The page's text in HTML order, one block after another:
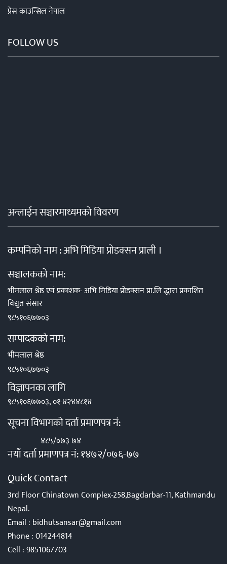
प्रेस काउन्सिल नेपाल
FOLLOW US
अन्लाईन सञ्चारमाध्यमको विवरण
कम्पनिको नाम : अभि मिडिया प्रोडक्सन प्राली ।
सञ्चालकको नाम:
भीमलाल श्रेष्ठ एवं प्रकाशक- अभि मिडिया प्रोडक्सन प्रा.लि द्धारा प्रकाशित
विद्युत संसार
९८५१०६७७०३
सम्पादकको नाम:
भीमलाल श्रेष्ठ
९८५१०६७७०३
विज्ञापनका लागि
९८५१०६७७०३, ०१-४२४४८१४
सूचना विभागको दर्ता प्रमाणपत्र नं:
४८५/०७३-७४
नयाँ दर्ता प्रमाणपत्र नं: १४७२/०७६-७७
Quick Contact
3rd Floor Chinatown Complex-258,Bagdarbar-11, Kathmandu
Nepal.
Email : bidhutsansar@gmail.com
Phone :014244814
Cell :9851067703